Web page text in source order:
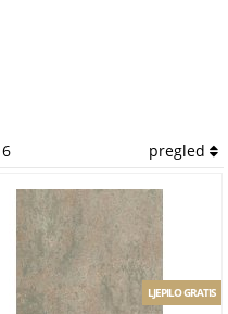
pregled
LJEPILO GRATIS